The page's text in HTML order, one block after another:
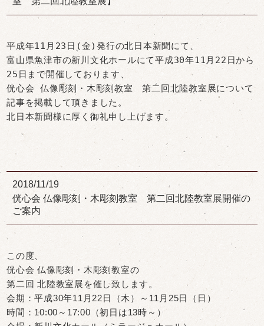
平成年11月23日(金)発行の北日本新聞にて、
富山県魚津市の新川文化ホールにて平成30年11月22日から
25日まで開催しております、
侊心会 仏像彫刻・木彫刻教室 第二回北陸教室展について
記事を掲載して頂きました。
北日本新聞様に厚く御礼申し上げます。
2018/11/19
侊心会 仏像彫刻・木彫刻教室 第二回北陸教室展開催の
ご案内
この度、
侊心会 仏像彫刻・木彫刻教室の
第二回 北陸教室展を催し致します。
会期：平成30年11月22日（木）～11月25日（日）
時間：10:00～17:00（初日は13時～）